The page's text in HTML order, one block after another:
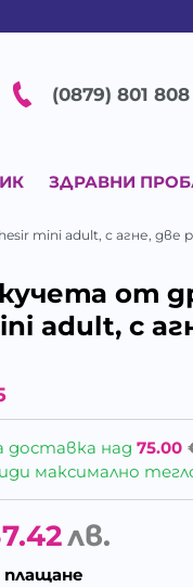
(0879) 801 808
ЗДРАВНИ
mini adult, с агне, две
от
adult, с
доставка над75.00
максимално тегло
лв.